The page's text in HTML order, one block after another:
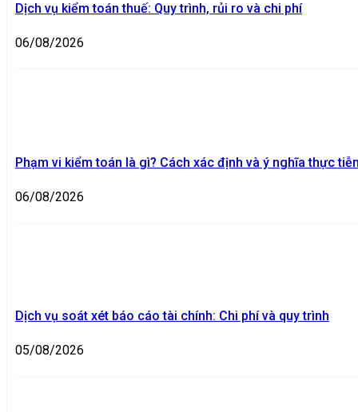
Dịch vụ kiểm toán thuế: Quy trình, rủi ro và chi phí
06/08/2026
Phạm vi kiểm toán là gì? Cách xác định và ý nghĩa thực
06/08/2026
Dịch vụ soát xét báo cáo tài chính: Chi phí và quy trình
05/08/2026